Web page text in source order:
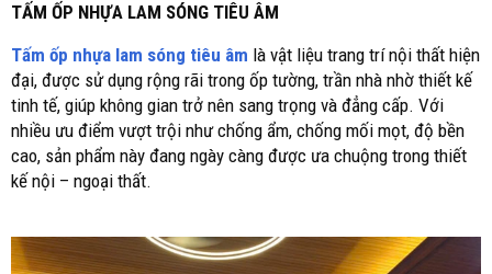
TẤM ỐP NHỰA LAM SÓNG TIÊU ÂM
Tấm ốp nhựa lam sóng tiêu âm là vật liệu trang trí nội thất hiện
đại, được sử dụng rộng rãi trong ốp tường, trần nhà nhờ thiết kế
tinh tế, giúp không gian trở nên sang trọng và đẳng cấp. Với
nhiều ưu điểm vượt trội như chống ẩm, chống mối mọt, độ bền
cao, sản phẩm này đang ngày càng được ưa chuộng trong thiết
kế nội – ngoại thất.